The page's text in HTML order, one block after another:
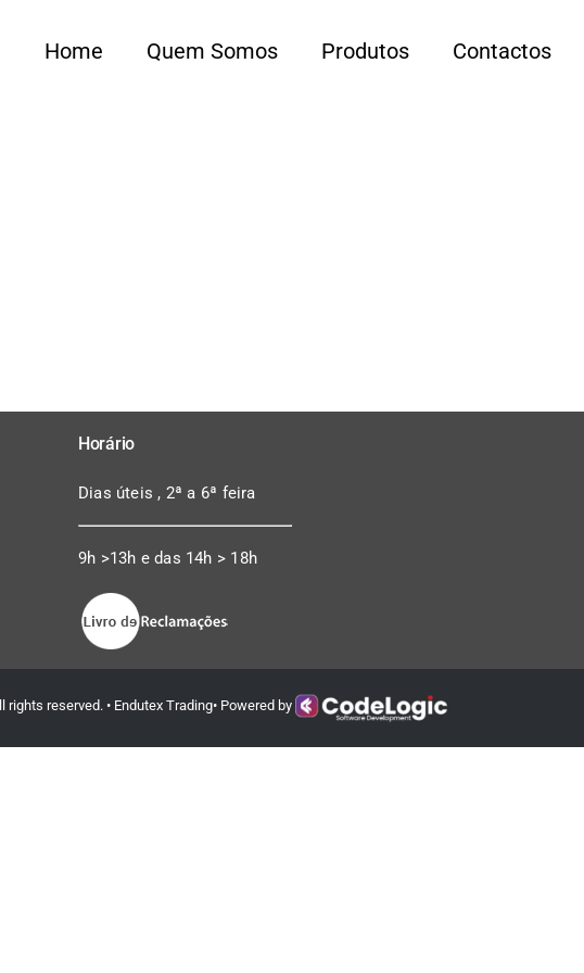
Home Quem Somos Produtos Contactos
Horário
Dias úteis , 2ª a 6ª feira
9h >13h e das 14h > 18h
rights reserved. • Endutex Trading• Powered by